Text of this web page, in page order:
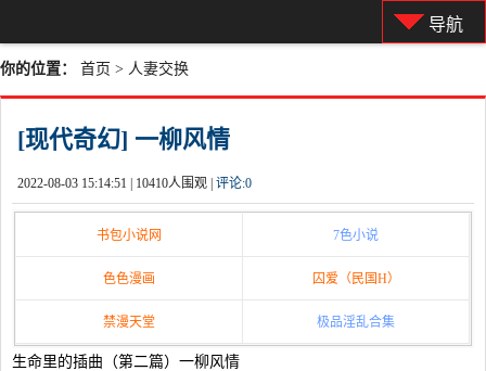
导航
你的位置： 首页 > 人妻交换
[现代奇幻] 一柳风情
2022-08-03 15:14:51 | 10410人围观 | 评论:0
书包小说网 7色小说
色色漫画 囚爱（民国H）
禁漫天堂 极品淫乱合集
生命里的插曲（第二篇）一柳风情